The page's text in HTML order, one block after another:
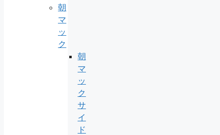
朝
マ
ッ
ク
朝
マ
ッ
ク
サ
イ
ド